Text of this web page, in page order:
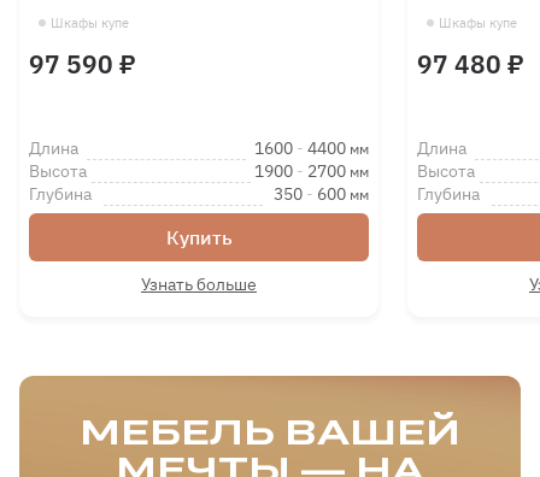
500 ₽
5750 ₽
Шкафы купе
97 590 ₽
Длина 1600 - 4400 мм
Высота 1900 - 2700 мм
Глубина 350 - 600 мм
Купить
Узнать больше
Шкафы купе
97 480 ₽
Длина
Высота
Глубина
МЕБЕЛЬ ВАШЕЙ
МЕЧТЫ — НА